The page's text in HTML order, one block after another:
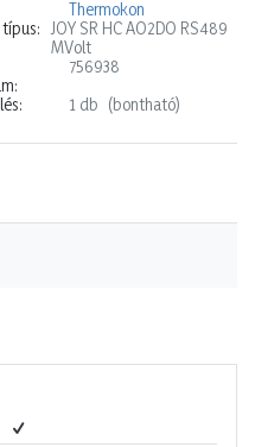
Thermokon
JOY SR HC AO2DO RS489
MVolt
756938
1 db (bontható)